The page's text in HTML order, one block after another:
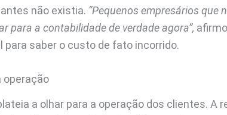
não existia. “Pequenos empresários que
para a contabilidade de verdade agora”,
para saber o custo de fato incorrido.
operação
a olhar para a operação dos clientes. A